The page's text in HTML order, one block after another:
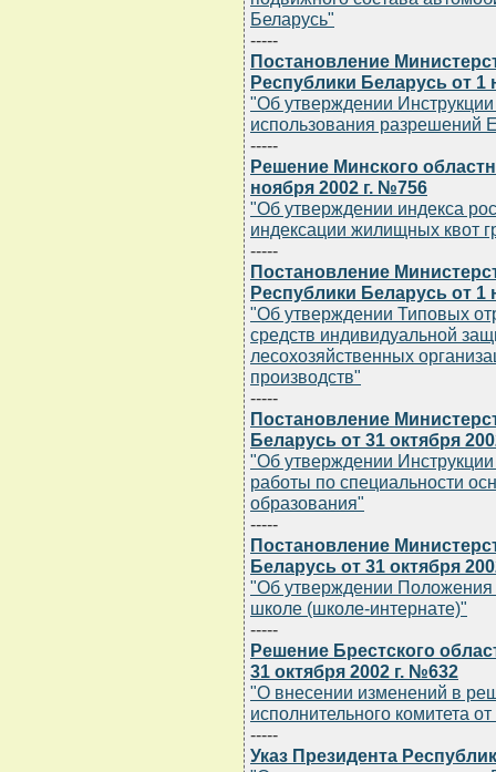
Беларусь"
-----
Постановление
Республики Беларусь от 1
"Об утверждении
использования разрешений
-----
Решение Минского
ноября 2002 г. №756
"Об утверждении индекса
индексации жилищных квот
-----
Постановление
Республики Беларусь от 1
"Об утверждении Типовых
средств индивидуальной
лесохозяйственных
производств"
-----
Постановление
Беларусь от 31 октября
"Об утверждении
работы по специальности
образования"
-----
Постановление
Беларусь от 31 октября
"Об утверждении Положения
школе (школе-интернате)"
-----
Решение Брестского
31 октября 2002 г. №632
"О внесении изменений в
исполнительного комитета
-----
Указ Президента